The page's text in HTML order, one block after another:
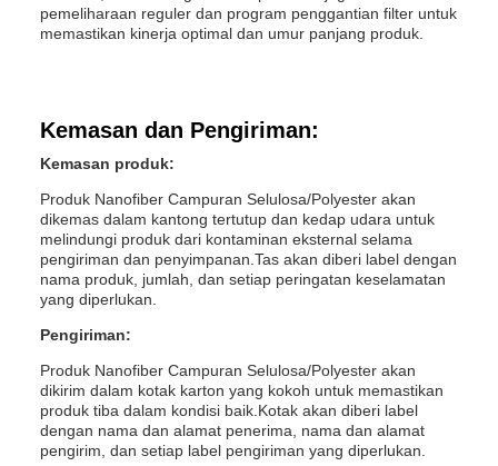
pemeliharaan reguler dan program penggantian filter untuk
memastikan kinerja optimal dan umur panjang produk.
Kemasan dan Pengiriman:
Kemasan produk:
Produk Nanofiber Campuran Selulosa/Polyester akan
dikemas dalam kantong tertutup dan kedap udara untuk
melindungi produk dari kontaminan eksternal selama
pengiriman dan penyimpanan.Tas akan diberi label dengan
nama produk, jumlah, dan setiap peringatan keselamatan
yang diperlukan.
Pengiriman:
Produk Nanofiber Campuran Selulosa/Polyester akan
dikirim dalam kotak karton yang kokoh untuk memastikan
produk tiba dalam kondisi baik.Kotak akan diberi label
dengan nama dan alamat penerima, nama dan alamat
pengirim, dan setiap label pengiriman yang diperlukan.